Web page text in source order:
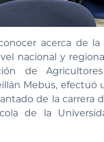
acerca de la
nacional y
de Agricultores
Mebus, efectuó
de la carrera
de la